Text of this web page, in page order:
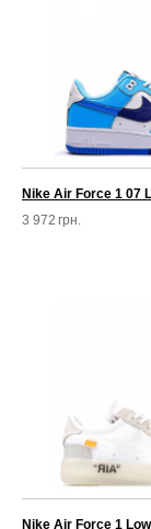
Nike Air Force 1 07
3 972 грн.
Nike Air Force 1